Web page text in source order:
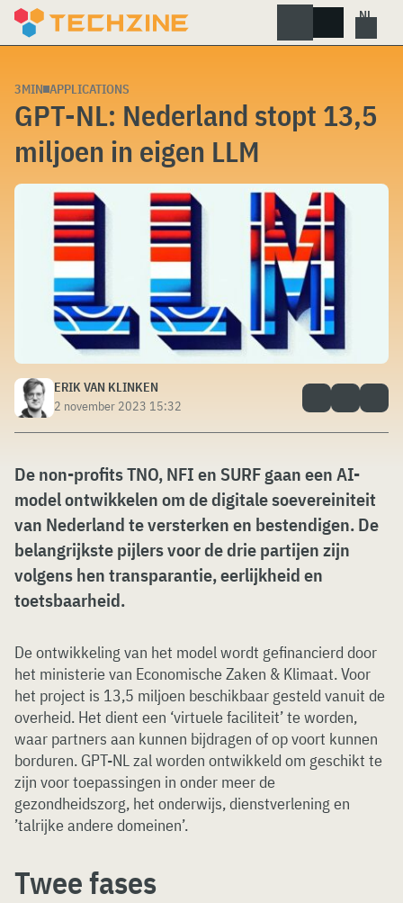
Skip
3MIN APPLICATIONS
GPT-NL: Nederland stopt 13,5
miljoen in eigen LLM
ERIK VAN KLINKEN
2 november 2023 15:32
De non-profits TNO, NFI en SURF gaan een AI-
model ontwikkelen om de digitale soevereiniteit
van Nederland te versterken en bestendigen. De
belangrijkste pijlers voor de drie partijen zijn
volgens hen transparantie, eerlijkheid en
toetsbaarheid.
De ontwikkeling van het model wordt gefinancierd door
het ministerie van Economische Zaken & Klimaat. Voor
het project is 13,5 miljoen beschikbaar gesteld vanuit de
overheid. Het dient een ‘virtuele faciliteit’ te worden,
waar partners aan kunnen bijdragen of op voort kunnen
borduren. GPT-NL zal worden ontwikkeld om geschikt te
zijn voor toepassingen in onder meer de
gezondheidszorg, het onderwijs, dienstverlening en
’talrijke andere domeinen’.
Twee fases